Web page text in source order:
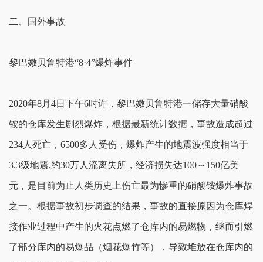
二、国外事故
黎巴嫩贝鲁特港“8·4”爆炸事件
2020年8月4日下午6时许，黎巴嫩贝鲁特港一储存大量硝酸
铵的仓库发生剧烈爆炸，根据最新统计数据，事故造成超过
234人死亡，6500多人受伤，爆炸产生的地震波强度相当于
3.3级地震,约30万人流离失所，经济损失达100～150亿美
元，是目前为止人类历史上伤亡最为惨重的硝酸铵爆炸事故
之一。根据事故初步调查的结果，事故的直接原因为仓库焊
接作业过程中产生的火花点燃了仓库内的易燃物，继而引燃
了部分库内的易爆品（烟花爆竹等），导致堆放在仓库内的